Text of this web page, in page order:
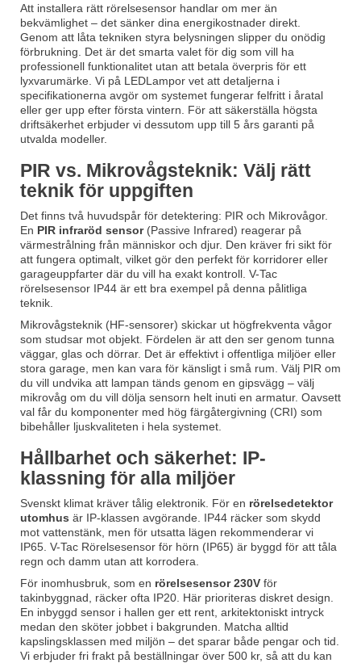
Att installera rätt rörelsesensor handlar om mer än
bekvämlighet – det sänker dina energikostnader direkt.
Genom att låta tekniken styra belysningen slipper du onödig
förbrukning. Det är det smarta valet för dig som vill ha
professionell funktionalitet utan att betala överpris för ett
lyxvarumärke. Vi på LEDLampor vet att detaljerna i
specifikationerna avgör om systemet fungerar felfritt i åratal
eller ger upp efter första vintern. För att säkerställa högsta
driftsäkerhet erbjuder vi dessutom upp till 5 års garanti på
utvalda modeller.
PIR vs. Mikrovågsteknik: Välj rätt
teknik för uppgiften
Det finns två huvudspår för detektering: PIR och Mikrovågor.
En PIR infraröd sensor(Passive Infrared) reagerar på
värmestrålning från människor och djur. Den kräver fri sikt för
att fungera optimalt, vilket gör den perfekt för korridorer eller
garageuppfarter där du vill ha exakt kontroll. V-Tac
rörelsesensor IP44 är ett bra exempel på denna pålitliga
teknik.
Mikrovågsteknik (HF-sensorer) skickar ut högfrekventa vågor
som studsar mot objekt. Fördelen är att den ser genom tunna
väggar, glas och dörrar. Det är effektivt i offentliga miljöer eller
stora garage, men kan vara för känsligt i små rum. Välj PIR om
du vill undvika att lampan tänds genom en gipsvägg – välj
mikrovåg om du vill dölja sensorn helt inuti en armatur. Oavsett
val får du komponenter med hög färgåtergivning (CRI) som
bibehåller ljuskvaliteten i hela systemet.
Hållbarhet och säkerhet: IP-
klassning för alla miljöer
Svenskt klimat kräver tålig elektronik. För en rörelsedetektor
utomhus är IP-klassen avgörande. IP44 räcker som skydd
mot vattenstänk, men för utsatta lägen rekommenderar vi
IP65. V-Tac Rörelsesensor för hörn (IP65) är byggd för att tåla
regn och damm utan att korrodera.
För inomhusbruk, som en rörelsesensor 230V för
takinbyggnad, räcker ofta IP20. Här prioriteras diskret design.
En inbyggd sensor i hallen ger ett rent, arkitektoniskt intryck
medan den sköter jobbet i bakgrunden. Matcha alltid
kapslingsklassen med miljön – det sparar både pengar och tid.
Vi erbjuder fri frakt på beställningar över 500 kr, så att du kan